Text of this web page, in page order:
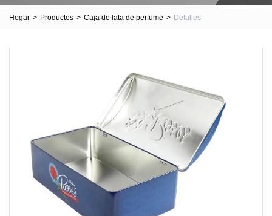
Hogar > Productos > Caja de lata de perfume > Detalles